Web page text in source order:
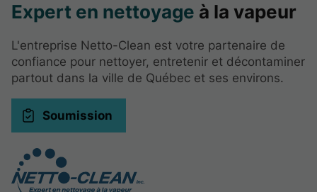
Expert en nettoyage à la vapeur
L'entreprise Netto-Clean est votre partenaire de
confiance pour nettoyer, entretenir et décontaminer
partout dans la ville de Québec et ses environs.
Soumission